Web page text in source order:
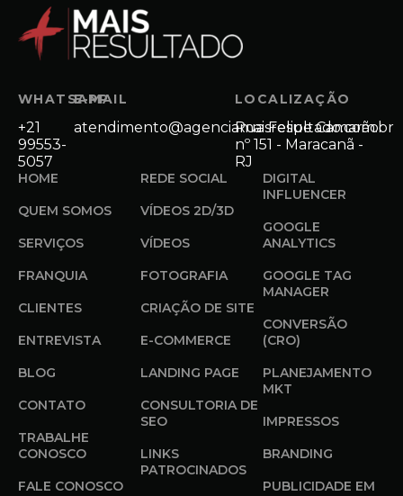
WHATSAPP
+21
99553-
5057
E-MAIL
atendimento@agenciamaisresultado.com.br
LOCALIZAÇÃO
Rua Felipe Camarão
nº 151 - Maracanã -
RJ
HOME
QUEM SOMOS
SERVIÇOS
FRANQUIA
CLIENTES
ENTREVISTA
BLOG
CONTATO
TRABALHE
CONOSCO
FALE CONOSCO
REDE SOCIAL
VÍDEOS 2D/3D
VÍDEOS
FOTOGRAFIA
CRIAÇÃO DE SITE
E-COMMERCE
LANDING PAGE
CONSULTORIA DE
SEO
LINKS
PATROCINADOS
DIGITAL
INFLUENCER
GOOGLE
ANALYTICS
GOOGLE TAG
MANAGER
CONVERSÃO
(CRO)
PLANEJAMENTO
MKT
IMPRESSOS
BRANDING
PUBLICIDADE EM